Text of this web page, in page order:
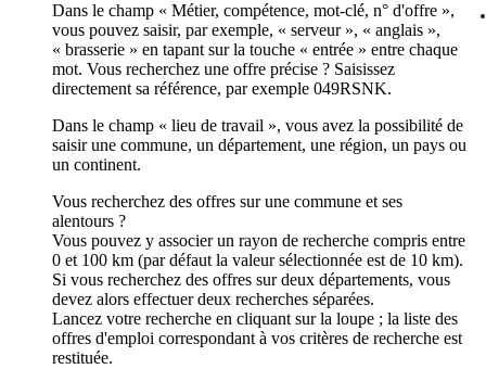
Dans le champ « Métier, compétence, mot-clé, n° d'offre »,
vous pouvez saisir, par exemple, « serveur », « anglais »,
« brasserie » en tapant sur la touche « entrée » entre chaque
mot. Vous recherchez une offre précise ? Saisissez
directement sa référence, par exemple 049RSNK.
Dans le champ « lieu de travail », vous avez la possibilité de
saisir une commune, un département, une région, un pays ou
un continent.
Vous recherchez des offres sur une commune et ses
alentours ?
Vous pouvez y associer un rayon de recherche compris entre
0 et 100 km (par défaut la valeur sélectionnée est de 10 km).
Si vous recherchez des offres sur deux départements, vous
devez alors effectuer deux recherches séparées.
Lancez votre recherche en cliquant sur la loupe ; la liste des
offres d'emploi correspondant à vos critères de recherche est
restituée.